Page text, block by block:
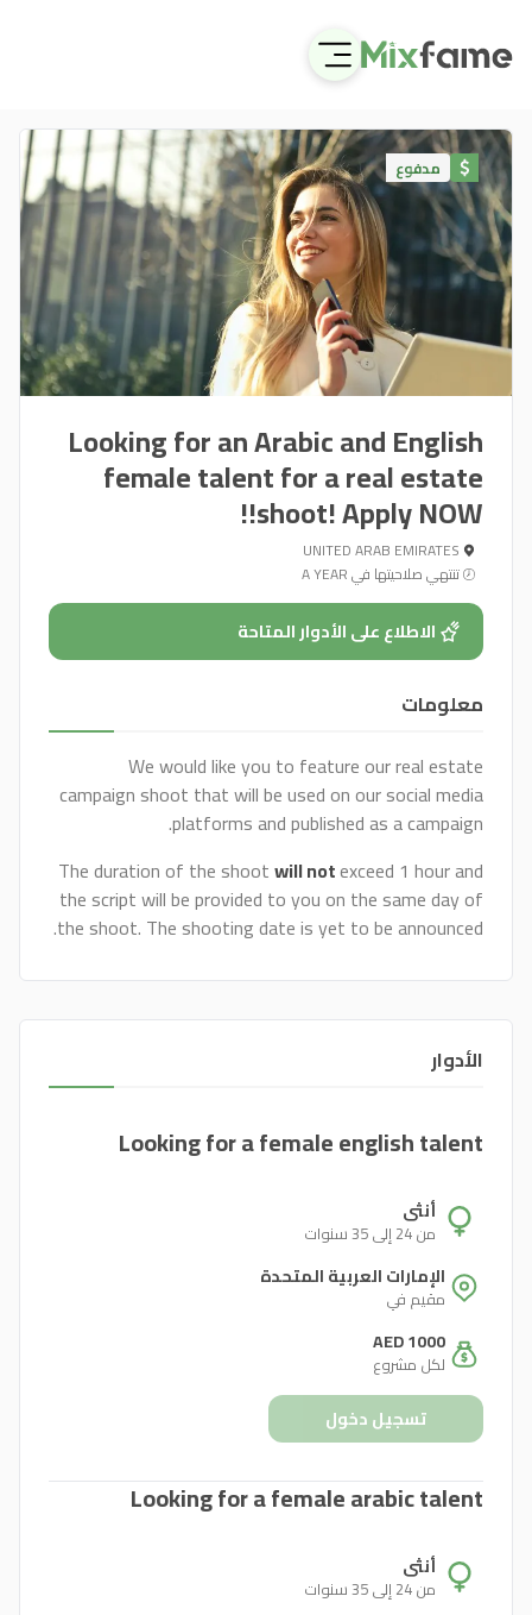
مدفوع
Looking for an Arabic and English
female talent for a real estate
shoot! Apply NOW!!
UNITED ARAB EMIRATES
تنتهي صلاحيتها في A YEAR
الاطلاع على الأدوار المتاحة
معلومات
We would like you to feature our real estate
campaign shoot that will be used on our social media
platforms and published as a campaign.
The duration of the shootwill notexceed 1 hour and
the script will be provided to you on the same day of
the shoot. The shooting date is yet to be announced.
الأدوار
Looking for a female english talent
أنثى
من 24 إلى 35 سنوات
الإمارات العربية المتحدة
مقيم في
AED 1000
لكل مشروع
تسجيل دخول
Looking for a female arabic talent
أنثى
من 24 إلى 35 سنوات